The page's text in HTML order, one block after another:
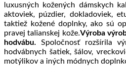
luxusných kožených dámskych
aktoviek, púzdier, dokladoviek,
taktiež kožené doplnky, ako sú
pravej talianskej kože.Výroba
hodvábu. Spoločnosť rozšírila
hodvábnych šatiek, šálov,
motýlikov a iných módnych